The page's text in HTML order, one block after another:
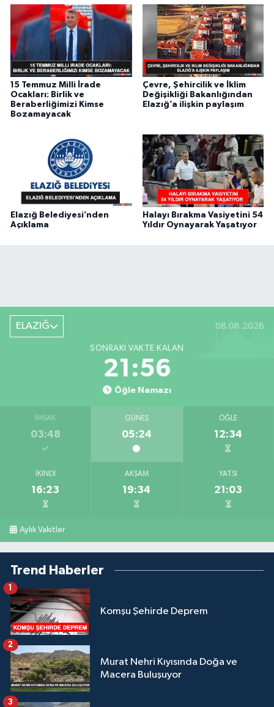
15 Temmuz Milli İrade
Ocakları: Birlik ve
Beraberliğimizi Kimse
Bozamayacak
Çevre, Şehircilik ve İklim
Değişikliği Bakanlığından
Elazığ’a ilişkin paylaşım
Elazığ Belediyesi’nden
Açıklama
Halayı Bırakma Vasiyetini 54
Yıldır Oynayarak Yaşatıyor
ELAZIĞ 08.08.2026
SONRAKI VAKTE KALAN
21:56
Öğle Namazı
İMSAK
03:48
GÜNEŞ
05:24
ÖĞLE
12:34
İKINDI
16:23
AKŞAM
19:34
YATSI
21:03
Aylık Vakitler
Trend Haberler
Komşu Şehirde Deprem
1
Murat Nehri Kıyısında Doğa ve
Macera Buluşuyor
2
3